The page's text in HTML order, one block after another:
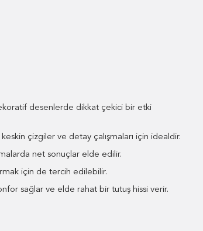
desenlerde dikkat çekici bir etki
çizgiler ve detay çalışmaları için idealdir.
net sonuçlar elde edilir.
için de tercih edilebilir.
sağlar ve elde rahat bir tutuş hissi verir.